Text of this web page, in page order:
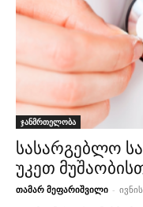
ჯანმრთელობა
სასარგებლო
უკეთ
თამარ მეფარიშვილი -